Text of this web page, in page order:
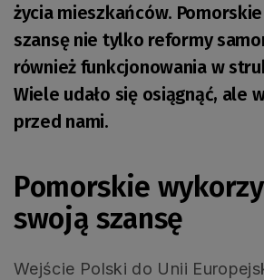
życia mieszkańców.
szansę nie tylko reformy
również funkcjonowania w
Wiele udało się osiągnąć, ale
przed nami.
Pomorskie
swoją szansę
Wejście Polski do Unii